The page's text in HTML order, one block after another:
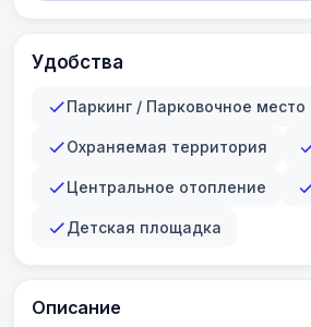
Удобства
Паркинг / Парковочное место
Охраняемая территория
Центральное отопление
Детская площадка
Описание